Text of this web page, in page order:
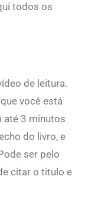
todos os
de leitura.
você está
até 3 minutos
do livro, e
ser pelo
citar o titulo e